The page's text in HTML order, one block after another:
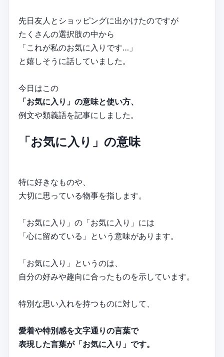
先日友人とショッピングに出かけたのですが
たくさんの選択肢の中から
「これが私のお気に入りです…」
と嬉しそうに話していました。
今日はこの
「お気に入り」の意味と使い方、
例文や類義語を記事にしました。
「お気に入り」の意味
特に好きなものや、
大切に思っている物事を指します。
「お気に入り」の「お気に入り」には
「心に留めている」という意味があります。
「お気に入り」というのは、
自分の好みや趣向に合ったものを示しています。
特別な思い入れを持つものに対して、
愛着や特別感を文字通りの言葉で
表現した言葉が「お気に入り」です。